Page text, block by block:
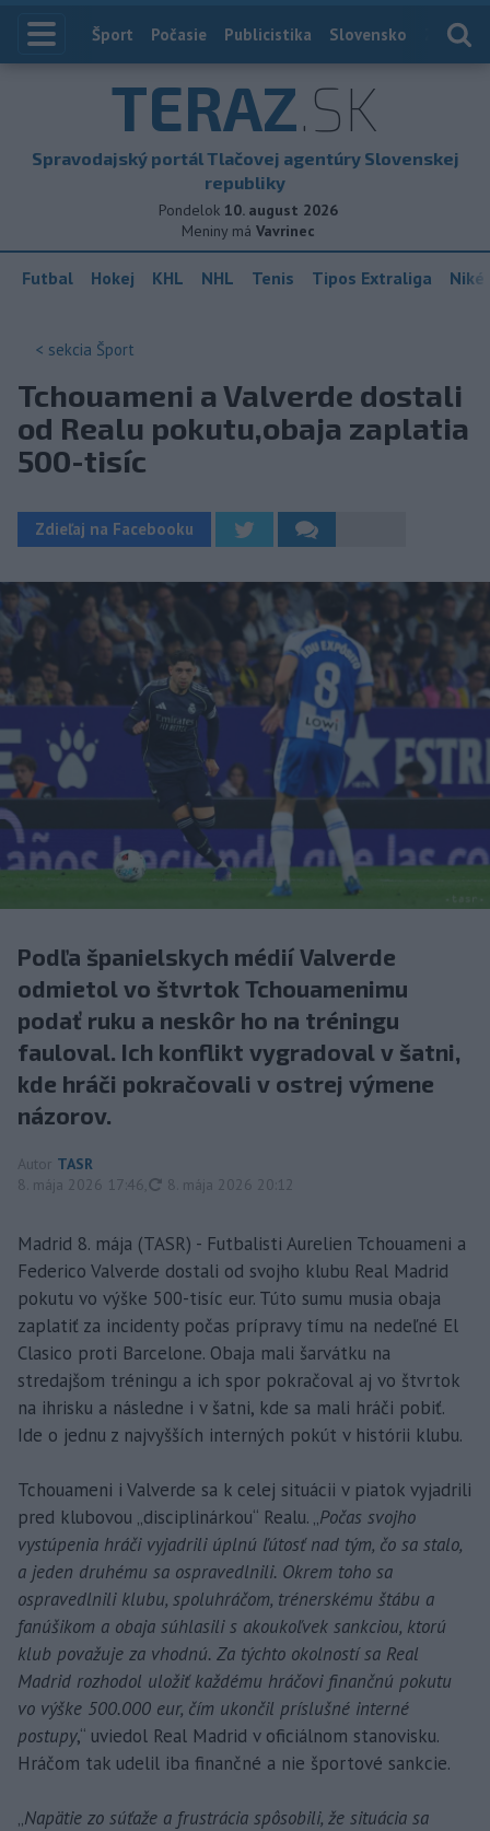
Index
Šport Počasie Publicistika Slovensko
TERAZ.SK
Spravodajský portál Tlačovej agentúry Slovenskej
republiky
Pondelok 10. august 2026
Meniny má Vavrinec
Futbal Hokej KHL NHL Tenis Tipos Extraliga
< sekcia Šport
Tchouameni a Valverde dostali
od Realu pokutu,obaja zaplatia
500-tisíc
Zdieľaj na Facebooku
Podľa španielskych médií Valverde
odmietol vo štvrtok Tchouamenimu
podať ruku a neskôr ho na tréningu
fauloval. Ich konflikt vygradoval v šatni,
kde hráči pokračovali v ostrej výmene
názorov.
Autor TASR
8. mája 2026 17:46
aktualizované
8. mája 2026 20:12
Madrid 8. mája (TASR) - Futbalisti Aurelien Tchouameni a
Federico Valverde dostali od svojho klubu Real Madrid
pokutu vo výške 500-tisíc eur. Túto sumu musia obaja
zaplatiť za incidenty počas prípravy tímu na nedeľné El
Clasico proti Barcelone. Obaja mali šarvátku na
stredajšom tréningu a ich spor pokračoval aj vo štvrtok
na ihrisku a následne i v šatni, kde sa mali hráči pobiť.
Ide o jednu z najvyšších interných pokút v histórii klubu.
Tchouameni i Valverde sa k celej situácii v piatok vyjadrili
pred klubovou „disciplinárkou“ Realu. „Počas svojho
vystúpenia hráči vyjadrili úplnú ľútosť nad tým, čo sa stalo,
a jeden druhému sa ospravedlnili. Okrem toho sa
ospravedlnili klubu, spoluhráčom, trénerskému štábu a
fanúšikom a obaja súhlasili s akoukoľvek sankciou, ktorú
klub považuje za vhodnú. Za týchto okolností sa Real
Madrid rozhodol uložiť každému hráčovi finančnú pokutu
vo výške 500.000 eur, čím ukončil príslušné interné
postupy,“ uviedol Real Madrid v oficiálnom stanovisku.
Hráčom tak udelil iba finančné a nie športové sankcie.
„Napätie zo súťaže a frustrácia spôsobili, že situácia sa